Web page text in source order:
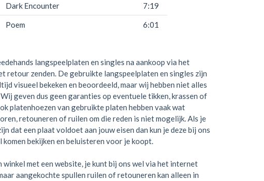
Dark Encounter 7:19
Poem 6:01
langspeelplaten en singles na aankoop via het
retour zenden. De gebruikte langspeelplaten en singles zijn
visueel bekeken en beoordeeld, maar wij hebben niet alles
geven dus geen garanties op eventuele tikken, krassen of
platenhoezen van gebruikte platen hebben vaak wat
retouneren of ruilen om die reden is niet mogelijk. Als je
dat een plaat voldoet aan jouw eisen dan kun je deze bij ons
komen bekijken en beluisteren voor je koopt.
winkel met een website, je kunt bij ons wel via het internet
aangekochte spullen ruilen of retouneren kan alleen in